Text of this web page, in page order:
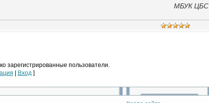
МБУК ЦБС
зарегистрированные пользователи.
| Вход ]